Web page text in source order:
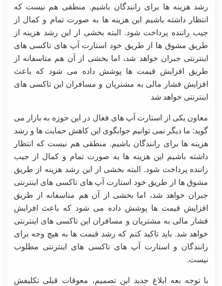
رشد هزینه ها برای رانندگان باشیم. منطقی هم نیست که
انتظار داشته باشیم این هزینه ها به صورت تمام و کمال از
جیب راننده پرداخت شود. البته بخشی از این رشد هزینه از
طریق مشوق ها از طریق خود استارت آپ های تاکسی های
اینترنتی جبران خواهد شد، اما بخشی از آن هم متاسفانه از
طریق افزایش قیمت ها پوشش داده می شود که باعث
افزایش فشار مالی به مشتریان و مسافران این تاکسی های
اینترنتی خواهد شد
معاون یکی از استارت آپ های فعال در این حوزه به بازار می
گوید: ما دیگر نمی توانیم جوابگوی این کاهش حمایت ها و رشد
هزینه ها برای رانندگان باشیم. منطقی هم نیست که انتظار
داشته باشیم این هزینه ها به صورت تمام و کمال از جیب
راننده پرداخت شود. البته بخشی از این رشد هزینه از طریق
مشوق ها از طریق خود استارت آپ های تاکسی های اینترنتی
جبران خواهد شد، اما بخشی از آن هم متاسفانه از طریق
افزایش قیمت ها پوشش داده می شود که باعث افزایش
فشار مالی به مشتریان و مسافران این تاکسی های اینترنتی
خواهد شد. باید تاکید کنم که رشد قیمت ها به هیچ وجه برای
رانندگان و استارت آپ های تاکسی های اینترنتی مطلوب
نیست.
با توجه بعه ابلاغ جدید این تصمیم، معوقات قبلی تکلیفش